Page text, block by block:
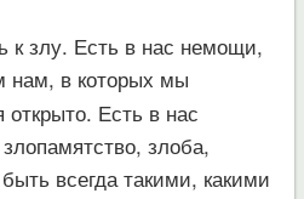
к злу. Есть в нас немощи,
в которых мы
Есть в нас
злоба,
всегда такими, какими